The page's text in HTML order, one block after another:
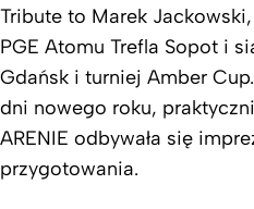
Tribute to Marek
PGE Atomu Trefla Sopot i
Gdańsk i turniej Amber
dni nowego roku,
ARENIE odbywała się
przygotowania.